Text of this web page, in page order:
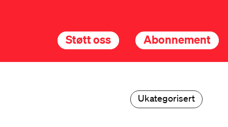
Støtt oss Abonnement
Ukategorisert